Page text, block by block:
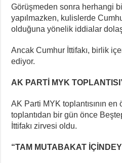
Görüşmeden sonra herhangi
yapılmazken, kulislerde
olduğuna yönelik iddialar
Ancak Cumhur İttifakı, birlik
ediyor.
AK PARTİ MYK
AK Parti MYK toplantısının
toplantıdan bir gün önce
İttifakı zirvesi oldu.
“TAM MUTABAKAT